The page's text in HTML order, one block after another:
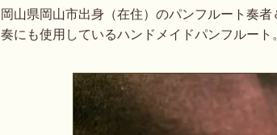
岡山県岡山市出身（在住）のパンフルート奏
奏にも使用しているハンドメイドパンフルー